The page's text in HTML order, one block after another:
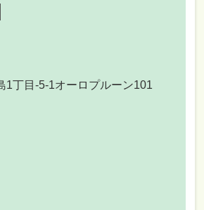
1丁目-5-1オーロプルーン101